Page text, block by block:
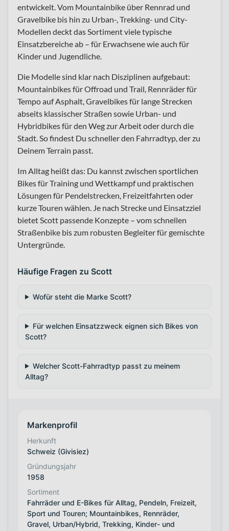
entwickelt. Vom Mountainbike über Rennrad und
Gravelbike bis hin zu Urban-, Trekking- und City-
Modellen deckt das Sortiment viele typische
Einsatzbereiche ab – für Erwachsene wie auch für
Kinder und Jugendliche.
Die Modelle sind klar nach Disziplinen aufgebaut:
Mountainbikes für Offroad und Trail, Rennräder für
Tempo auf Asphalt, Gravelbikes für lange Strecken
abseits klassischer Straßen sowie Urban- und
Hybridbikes für den Weg zur Arbeit oder durch die
Stadt. So findest Du schneller den Fahrradtyp, der zu
Deinem Terrain passt.
Im Alltag heißt das: Du kannst zwischen sportlichen
Bikes für Training und Wettkampf und praktischen
Lösungen für Pendelstrecken, Freizeitfahrten oder
kurze Touren wählen. Je nach Strecke und Einsatzziel
bietet Scott passende Konzepte – vom schnellen
Straßenbike bis zum robusten Begleiter für gemischte
Untergründe.
Häufige Fragen zu Scott
Wofür steht die Marke Scott?
Für welchen Einsatzzweck eignen sich Bikes von
Scott?
Welcher Scott-Fahrradtyp passt zu meinem
Alltag?
Markenprofil
Herkunft
Schweiz (Givisiez)
Gründungsjahr
1958
Sortiment
Fahrräder und E-Bikes für Alltag, Pendeln, Freizeit,
Sport und Touren; Mountainbikes, Rennräder,
Gravel, Urban/Hybrid, Trekking, Kinder- und